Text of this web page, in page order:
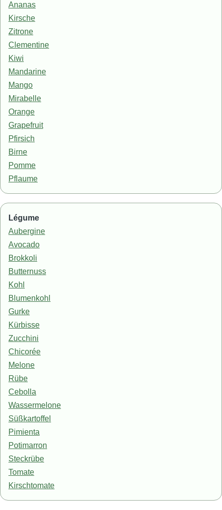
Ananas
Kirsche
Zitrone
Clementine
Kiwi
Mandarine
Mango
Mirabelle
Orange
Grapefruit
Pfirsich
Birne
Pomme
Pflaume
Légume
Aubergine
Avocado
Brokkoli
Butternuss
Kohl
Blumenkohl
Gurke
Kürbisse
Zucchini
Chicorée
Melone
Rübe
Cebolla
Wassermelone
Süßkartoffel
Pimienta
Potimarron
Steckrübe
Tomate
Kirschtomate